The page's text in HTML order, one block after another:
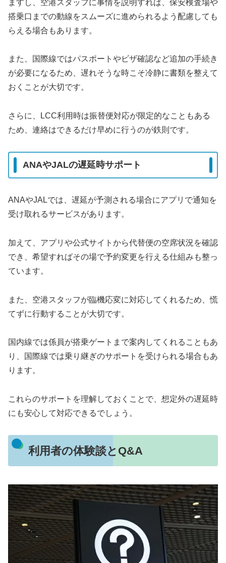
ますし、空港スタッフに事情を説明すれば、保安検査場や
搭乗口までの動線をスムーズに進められるよう配慮しても
らえる場合もあります。
また、国際線ではパスポートやビザ確認など追加の手続き
が必要になるため、遅れそうな時こそ冷静に書類を整えて
おくことが大切です。
さらに、LCC利用時は振替便対応が限定的なこともある
ため、連絡はできるだけ早めに行うのが鉄則です。
ANAやJALの遅延時サポート
ANAやJALでは、遅延が予測される場合にアプリで通知を
受け取れるサービスがあります。
加えて、アプリや公式サイトから代替便の空席状況を確認
でき、希望すればその場で予約変更を行える仕組みも整っ
ています。
また、空港スタッフが臨機応変に対応してくれるため、慌
てずに行動することが大切です。
国内線では係員が搭乗ゲートまで案内してくれることもあ
り、国際線では乗り継ぎのサポートを受けられる場合もあ
ります。
これらのサポートを理解しておくことで、想定外の遅延時
にも安心して対応できるでしょう。
利用者の体験談とQ&A